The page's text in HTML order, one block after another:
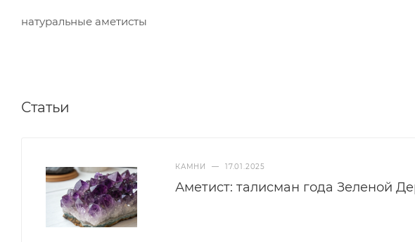
натуральные аметисты
Статьи
КАМНИ — 17.01.2025
Аметист: талисман года Зеленой